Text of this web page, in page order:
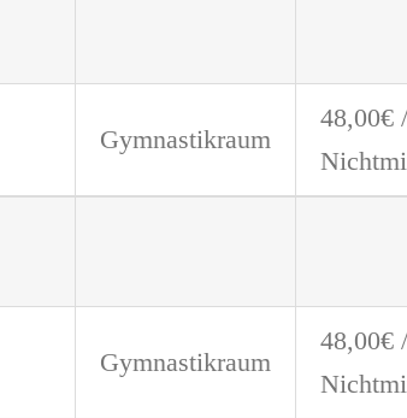
Gymnastikraum
48,00€
Gymnastikraum
48,00€